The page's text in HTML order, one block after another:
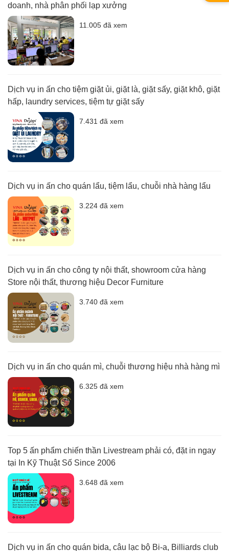
doanh, nhà phân phối lạp xưởng
11.005 đã xem
Dịch vụ in ấn cho tiệm giặt ủi, giặt là, giặt sấy, giặt khô, giặt
hấp, laundry services, tiệm tự giặt sấy
7.431 đã xem
Dịch vụ in ấn cho quán lẩu, tiệm lẩu, chuỗi nhà hàng lẩu
3.224 đã xem
Dịch vụ in ấn cho công ty nội thất, showroom cửa hàng
Store nội thất, thương hiệu Decor Furniture
3.740 đã xem
Dịch vụ in ấn cho quán mì, chuỗi thương hiệu nhà hàng mì
6.325 đã xem
Top 5 ấn phẩm chiến thần Livestream phải có, đặt in ngay
tại In Kỹ Thuật Số Since 2006
3.648 đã xem
Dịch vụ in ấn cho quán bida, câu lạc bộ Bi-a, Billiards club